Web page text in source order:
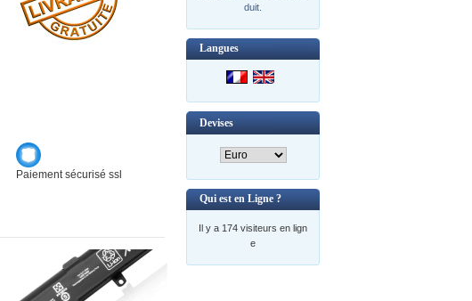
Paiement sécurisé ssl
duit.
Langues
Devises
Qui est en Ligne ?
Il y a 174 visiteurs en lign
e